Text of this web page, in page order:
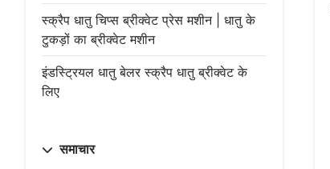
स्क्रैप धातु चिप्स ब्रीक्वेट प्रेस मशीन | धातु के
टुकड़ों का ब्रीक्वेट मशीन
इंडस्ट्रियल धातु बेलर स्क्रैप धातु ब्रीक्वेट के
लिए
समाचार